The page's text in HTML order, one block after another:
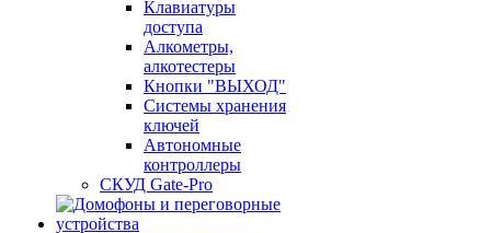
Клавиатуры
доступа
Алкометры,
алкотестеры
Кнопки "ВЫХОД"
Системы хранения
ключей
Автономные
контроллеры
СКУД Gate-Pro